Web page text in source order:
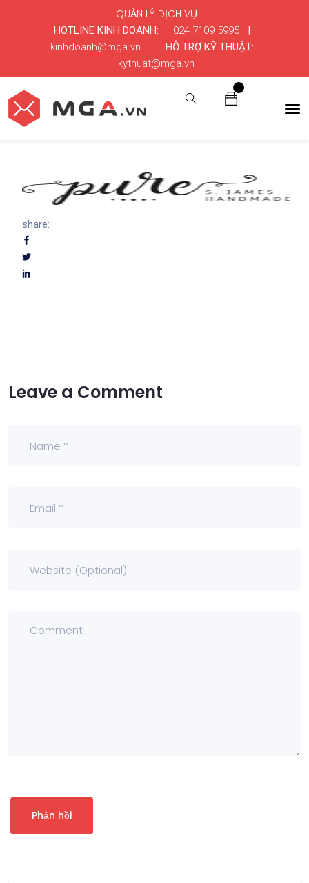
HOTLINE KINH DOANH: 024 7109 5995|
kinhdoanh@mga.vn
HỖ TRỢ KỸ THUẬT:
kythuat@mga.vn
QUẢN LÝ DỊCH VỤ
share:
Leave a Comment